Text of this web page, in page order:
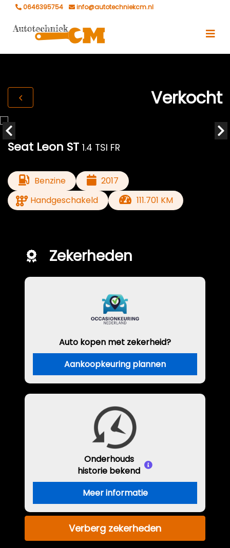
0646395754 info@autotechniekcm.nl
Verkocht
Seat Leon ST 1.4 TSI FR
Benzine
2017
Handgeschakeld
111.701 KM
Zekerheden
Auto kopen met zekerheid?
Aankoopkeuring plannen
Onderhouds
historie bekend
Meer informatie
Verberg zekerheden